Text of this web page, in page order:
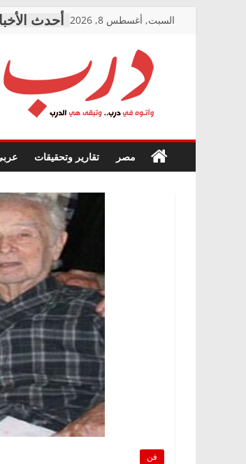
السبت, أغسطس 8, 2026
درب
في
درب..
مصر تقارير وتحقيقات
فن